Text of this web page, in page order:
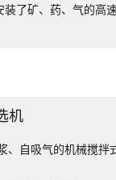
了矿、药、气的高
机
、自吸气的机械搅拌